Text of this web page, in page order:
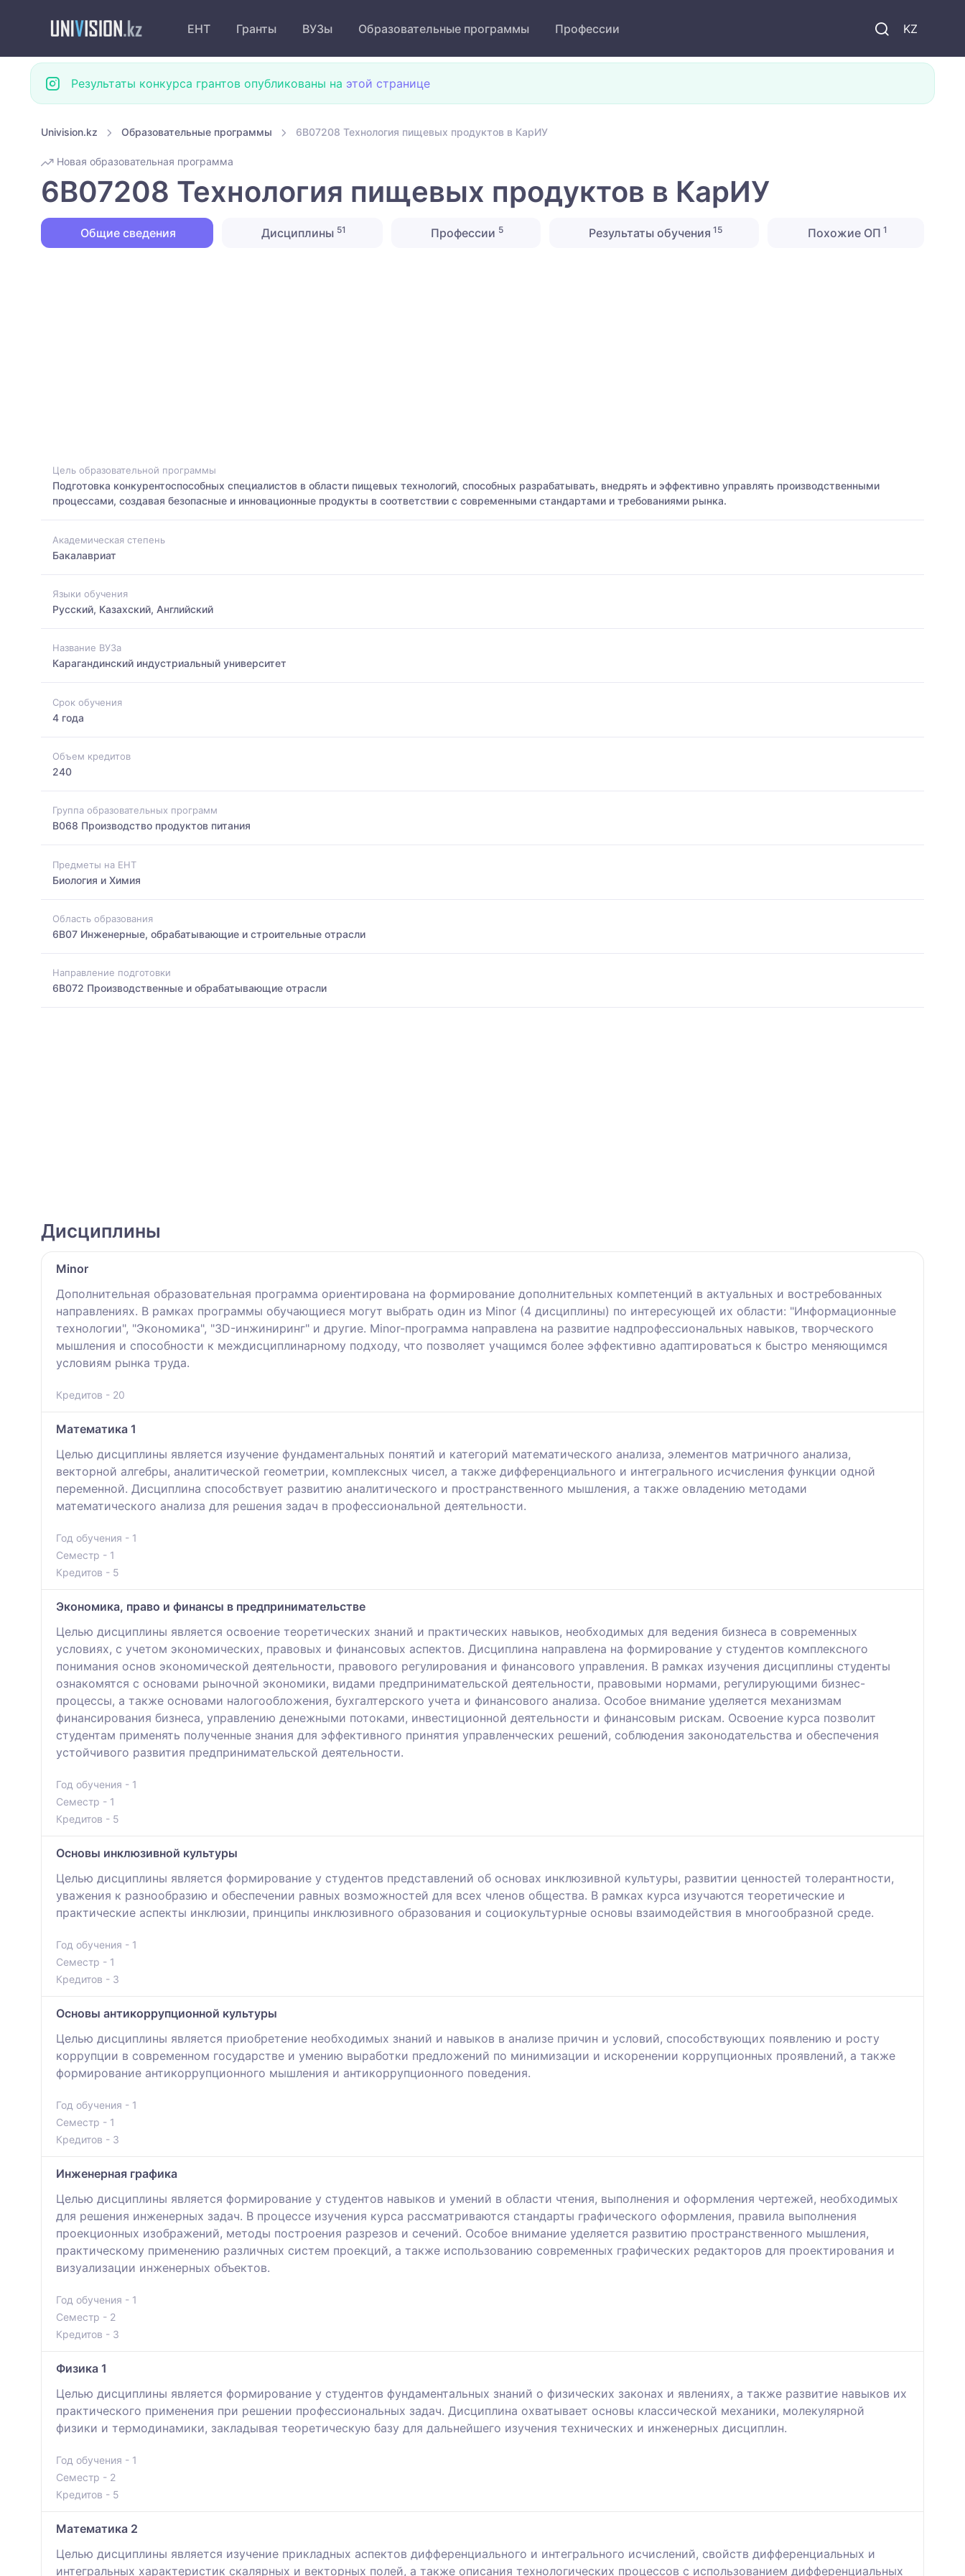
KZ
ЕНТ Гранты ВУЗы Образовательные программы Профессии
Результаты конкурса грантов опубликованы на этой странице
Univision.kz Образовательные программы 6B07208 Технология пищевых продуктов в КарИУ
Новая образовательная программа
6B07208 Технология пищевых продуктов в КарИУ
Общие сведения Дисциплины 51 Профессии 5 Результаты обучения 15 Похожие ОП 1
Цель образовательной программы
Подготовка конкурентоспособных специалистов в области пищевых технологий, способных разрабатывать, внедрять и эффективно управлять производственными
процессами, создавая безопасные и инновационные продукты в соответствии с современными стандартами и требованиями рынка.
Академическая степень
Бакалавриат
Языки обучения
Русский, Казахский, Английский
Название ВУЗа
Карагандинский индустриальный университет
Срок обучения
4 года
Объем кредитов
240
Группа образовательных программ
B068 Производство продуктов питания
Предметы на ЕНТ
Биология и Химия
Область образования
6B07 Инженерные, обрабатывающие и строительные отрасли
Направление подготовки
6B072 Производственные и обрабатывающие отрасли
Дисциплины
Minоr
Дополнительная образовательная программа ориентирована на формирование дополнительных компетенций в актуальных и востребованных
направлениях. В рамках программы обучающиеся могут выбрать один из Minor (4 дисциплины) по интересующей их области: "Информационные
технологии", "Экономика", "3D-инжиниринг" и другие. Minor-программа направлена на развитие надпрофессиональных навыков, творческого
мышления и способности к междисциплинарному подходу, что позволяет учащимся более эффективно адаптироваться к быстро меняющимся
условиям рынка труда.
Кредитов - 20
Математика 1
Целью дисциплины является изучение фундаментальных понятий и категорий математического анализа, элементов матричного анализа,
векторной алгебры, аналитической геометрии, комплексных чисел, а также дифференциального и интегрального исчисления функции одной
переменной. Дисциплина способствует развитию аналитического и пространственного мышления, а также овладению методами
математического анализа для решения задач в профессиональной деятельности.
Год обучения - 1
Семестр - 1
Кредитов - 5
Экономика, право и финансы в предпринимательстве
Целью дисциплины является освоение теоретических знаний и практических навыков, необходимых для ведения бизнеса в современных
условиях, с учетом экономических, правовых и финансовых аспектов. Дисциплина направлена на формирование у студентов комплексного
понимания основ экономической деятельности, правового регулирования и финансового управления. В рамках изучения дисциплины студенты
ознакомятся с основами рыночной экономики, видами предпринимательской деятельности, правовыми нормами, регулирующими бизнес-
процессы, а также основами налогообложения, бухгалтерского учета и финансового анализа. Особое внимание уделяется механизмам
финансирования бизнеса, управлению денежными потоками, инвестиционной деятельности и финансовым рискам. Освоение курса позволит
студентам применять полученные знания для эффективного принятия управленческих решений, соблюдения законодательства и обеспечения
устойчивого развития предпринимательской деятельности.
Год обучения - 1
Семестр - 1
Кредитов - 5
Основы инклюзивной культуры
Целью дисциплины является формирование у студентов представлений об основах инклюзивной культуры, развитии ценностей толерантности,
уважения к разнообразию и обеспечении равных возможностей для всех членов общества. В рамках курса изучаются теоретические и
практические аспекты инклюзии, принципы инклюзивного образования и социокультурные основы взаимодействия в многообразной среде.
Год обучения - 1
Семестр - 1
Кредитов - 3
Основы антикоррупционной культуры
Целью дисциплины является приобретение необходимых знаний и навыков в анализе причин и условий, способствующих появлению и росту
коррупции в современном государстве и умению выработки предложений по минимизации и искоренении коррупционных проявлений, а также
формирование антикоррупционного мышления и антикоррупционного поведения.
Год обучения - 1
Семестр - 1
Кредитов - 3
Инженерная графика
Целью дисциплины является формирование у студентов навыков и умений в области чтения, выполнения и оформления чертежей, необходимых
для решения инженерных задач. В процессе изучения курса рассматриваются стандарты графического оформления, правила выполнения
проекционных изображений, методы построения разрезов и сечений. Особое внимание уделяется развитию пространственного мышления,
практическому применению различных систем проекций, а также использованию современных графических редакторов для проектирования и
визуализации инженерных объектов.
Год обучения - 1
Семестр - 2
Кредитов - 3
Физика 1
Целью дисциплины является формирование у студентов фундаментальных знаний о физических законах и явлениях, а также развитие навыков их
практического применения при решении профессиональных задач. Дисциплина охватывает основы классической механики, молекулярной
физики и термодинамики, закладывая теоретическую базу для дальнейшего изучения технических и инженерных дисциплин.
Год обучения - 1
Семестр - 2
Кредитов - 5
Математика 2
Целью дисциплины является изучение прикладных аспектов дифференциального и интегрального исчислений, свойств дифференциальных и
интегральных характеристик скалярных и векторных полей, а также описания технологических процессов с использованием дифференциальных